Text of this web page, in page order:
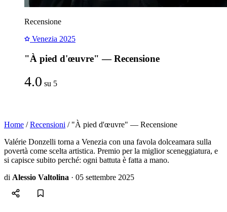
Recensione
Venezia 2025
"À pied d'œuvre" — Recensione
4.0 su 5
Home / Recensioni / "À pied d'œuvre" — Recensione
Valérie Donzelli torna a Venezia con una favola dolceamara sulla
povertà come scelta artistica. Premio per la miglior sceneggiatura, e
si capisce subito perché: ogni battuta è fatta a mano.
di Alessio Valtolina · 05 settembre 2025